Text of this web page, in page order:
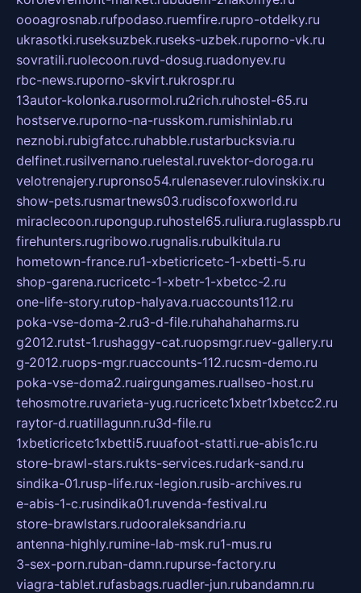
oooagrosnab.rufpodaso.ruemfire.rupro-otdelky.ru
ukrasotki.ruseksuzbek.ruseks-uzbek.ruporno-vk.ru
sovratili.ruolecoon.ruvd-dosug.ruadonyev.ru
rbc-news.ruporno-skvirt.rukrospr.ru
13autor-kolonka.rusormol.ru2rich.ruhostel-65.ru
hostserve.ruporno-na-russkom.rumishinlab.ru
neznobi.rubigfatcc.ruhabble.rustarbucksvia.ru
delfinet.rusilvernano.ruelestal.ruvektor-doroga.ru
velotrenajery.rupronso54.rulenasever.rulovinskix.ru
show-pets.rusmartnews03.rudiscofoxworld.ru
miraclecoon.rupongup.ruhostel65.ruliura.ruglasspb.ru
firehunters.rugribowo.rugnalis.rubulkitula.ru
hometown-france.ru1-xbeticricetc-1-xbetti-5.ru
shop-garena.rucricetc-1-xbetr-1-xbetcc-2.ru
one-life-story.rutop-halyava.ruaccounts112.ru
poka-vse-doma-2.ru3-d-file.ruhahahaharms.ru
g2012.rutst-1.rushaggy-cat.ruopsmgr.ruev-gallery.ru
g-2012.ruops-mgr.ruaccounts-112.rucsm-demo.ru
poka-vse-doma2.ruairgungames.ruallseo-host.ru
tehosmotre.ruvarieta-yug.rucricetc1xbetr1xbetcc2.ru
raytor-d.ruatillagunn.ru3d-file.ru
1xbeticricetc1xbetti5.ruuafoot-statti.rue-abis1c.ru
store-brawl-stars.rukts-services.rudark-sand.ru
sindika-01.rusp-life.rux-legion.rusib-archives.ru
e-abis-1-c.rusindika01.ruvenda-festival.ru
store-brawlstars.rudooraleksandria.ru
antenna-highly.rumine-lab-msk.ru1-mus.ru
3-sex-porn.ruban-damn.rupurse-factory.ru
viagra-tablet.rufasbags.ruadler-jun.rubandamn.ru